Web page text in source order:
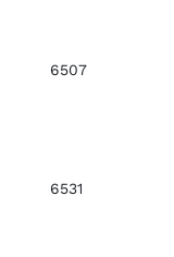
6507
6531